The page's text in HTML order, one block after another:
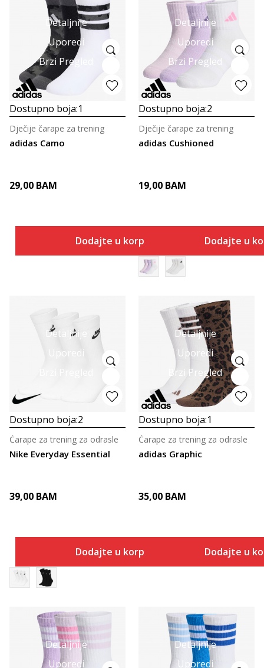
Detaljnije
Uporedi
Brzi Pregled
Dostupno boja:1
adidas Camo
Dječije čarape za trening
29,00 BAM
Dodajte u korpu
Detaljnije
Uporedi
Brzi Pregled
Dostupno boja:2
adidas Cushioned
Dječije čarape za trening
19,00 BAM
Dodajte u
Detaljnije
Uporedi
Dostupno boja:2
Nike Everyday Essential
Čarape za trening za odrasle
39,00 BAM
Dodajte u korpu
Detaljnije
Uporedi
Brzi Pregled
Dostupno boja:1
adidas Graphic
Čarape za trening za odrasle
35,00 BAM
Dodajte u
Detaljnije
Uporedi
Detaljnije
Uporedi